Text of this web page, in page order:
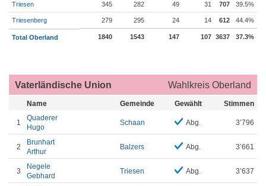
Triesen 345 282 49 31 707 39.5%
Triesenberg 279 295 24 14 612 44.4%
Total Oberland 1840 1543 147 107 3637 37.3%
Vaterländische Union Wahlkreis Oberland
Name Gemeinde Gewählt Stimmen
1
Quaderer
Hugo
Schaan Abg. 3’796
2
Brunhart
Arthur
Balzers Abg. 3’661
3
Negele
Gebhard
Triesen Abg. 3’637